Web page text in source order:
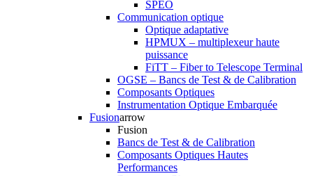
SPEO
Communication optique
Optique adaptative
HPMUX – multiplexeur haute
puissance
FiTT – Fiber to Telescope Terminal
OGSE – Bancs de Test & de Calibration
Composants Optiques
Instrumentation Optique Embarquée
Fusionarrow
Fusion
Bancs de Test & de Calibration
Composants Optiques Hautes
Performances